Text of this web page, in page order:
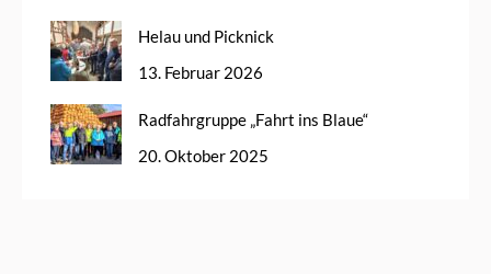
Helau und Picknick
13. Februar 2026
Radfahrgruppe „Fahrt ins Blaue“
20. Oktober 2025